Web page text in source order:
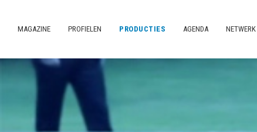
MAGAZINE PROFIELEN PRODUCTIES AGENDA NETWERK